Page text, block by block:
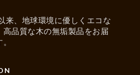
来、地球環境に優しくエコな
高品質な木の無垢製品をお届